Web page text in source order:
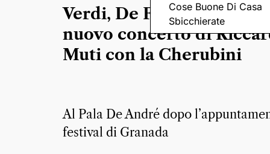
Cose Buone Di Casa
Sbicchierate
Verdi, De Falla e Ravel
nuovo concerto di
Muti con la Cherubini
Al Pala De André dopo
festival di Granada